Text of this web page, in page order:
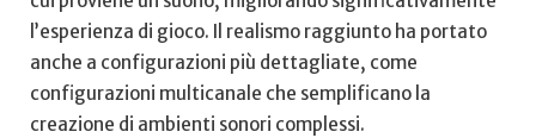
l’esperienza di gioco. Il realismo raggiunto ha portato
anche a configurazioni più dettagliate, come
‍configurazioni‌ multicanale che⁢ semplificano la
‌creazione di ambienti sonori complessi.